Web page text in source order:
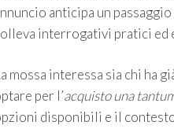
anticipa un
interrogativi pratici ed
mossa interessa sia chi ha
per l’acquisto una
disponibili e il